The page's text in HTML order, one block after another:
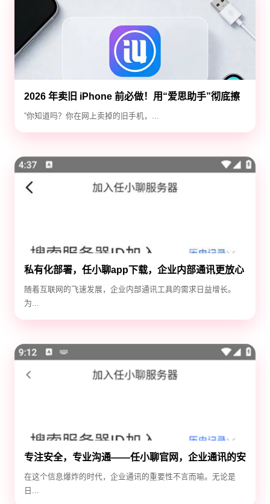
2026 年卖旧 iPhone 前必做！用“爱思助手”彻底擦
除隐私，防止数据泄露
“你知道吗？你在网上卖掉的旧手机，...
私有化部署，任小聊app下载，企业内部通讯更放心
随着互联网的飞速发展，企业内部通讯工具的需求日益增长。
为...
专注安全，专业沟通——任小聊官网，企业通讯的安
全守护神
在这个信息爆炸的时代，企业通讯的重要性不言而喻。无论是
日...